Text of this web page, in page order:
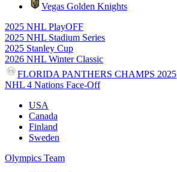
Vegas Golden Knights
2025 NHL PlayOFF
2025 NHL Stadium Series
2025 Stanley Cup
2026 NHL Winter Classic
FLORIDA PANTHERS CHAMPS 2025
NHL 4 Nations Face-Off
USA
Canada
Finland
Sweden
Olympics Team